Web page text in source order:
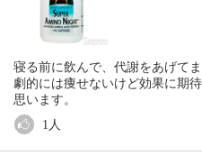
寝る前に飲んで、代謝をあげてま
劇的には痩せないけど効果に期
思います。
1 人